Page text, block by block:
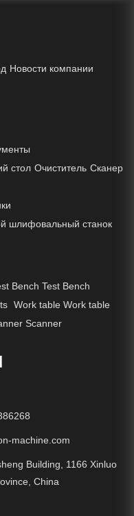
Новости компании
стол Очиститель Сканер
шлифовальный станок
Bench Test Bench
Work table Work table
Scanner
machine.com
Building, 1166 Xinluo
China